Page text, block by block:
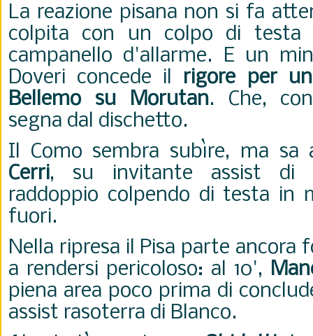
La reazione pisana non si fa
colpita con un colpo di
campanello d'allarme. E un
Doveri concede il rigore per un
Bellemo su Morutan. Che,
segna dal dischetto.
Il Como sembra subìre, ma sa
Cerri, su invitante assist di
raddoppio colpendo di testa in
fuori.
Nella ripresa il Pisa parte ancora
a rendersi pericoloso: al 10',
piena area poco prima di
assist rasoterra di Blanco.